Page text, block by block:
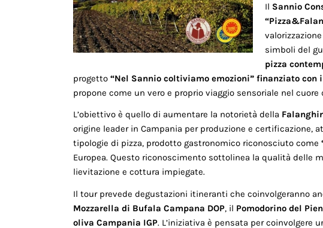
Il Sannio
simboli del
pizza
progetto “Nel Sannio coltiviamo emozioni” finanziato con
propone come un vero e proprio viaggio sensoriale nel cuore
L’obiettivo è quello di aumentare la notorietà della
origine leader in Campania per produzione e certificazione,
tipologie di pizza, prodotto gastronomico riconosciuto come
Europea. Questo riconoscimento sottolinea la qualità delle
lievitazione e cottura impiegate.
Il tour prevede degustazioni itineranti che coinvolgeranno
Mozzarella di Bufala Campana DOP, il Pomodorino del
oliva Campania IGP. L’iniziativa è pensata per coinvolgere